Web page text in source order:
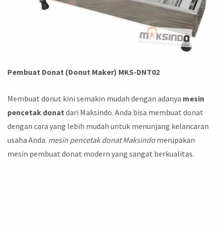
Pembuat Donat (Donut Maker) MKS-DNT02
Membuat donut kini semakin mudah dengan adanya mesin
pencetak donat dari Maksindo. Anda bisa membuat donat
dengan cara yang lebih mudah untuk menunjang kelancaran
usaha Anda. mesin pencetak donat Maksindo merupakan
mesin pembuat donat modern yang sangat berkualitas.